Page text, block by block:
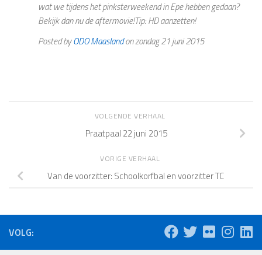
wat we tijdens het pinksterweekend in Epe hebben gedaan?
Bekijk dan nu de aftermovie!Tip: HD aanzetten!
Posted byODO Maaslandon zondag 21 juni 2015
VOLGENDE VERHAAL
Praatpaal 22 juni 2015
VORIGE VERHAAL
Van de voorzitter: Schoolkorfbal en voorzitter TC
VOLG: